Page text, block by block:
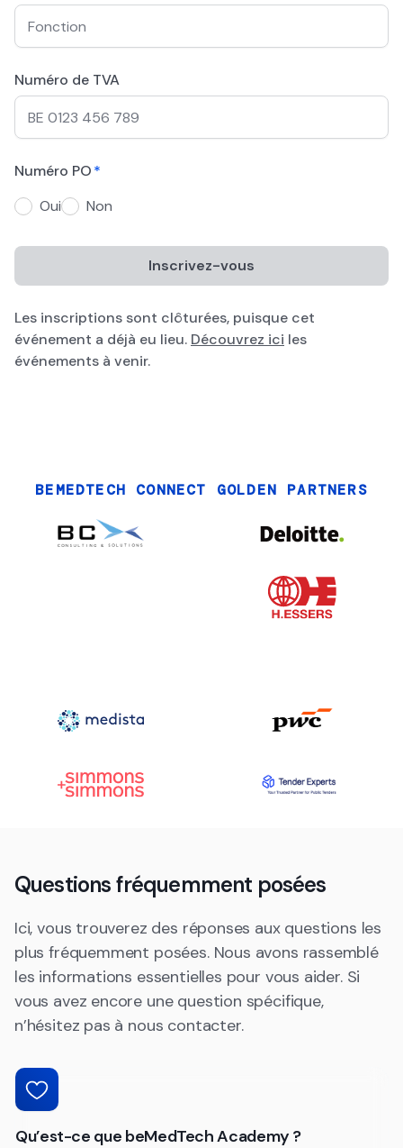
Numéro de TVA
Numéro PO*
Oui
Non
Les inscriptions sont clôturées, puisque cet
événement a déjà eu lieu. Découvrez ici les
événements à venir.
BEMEDTECH CONNECT GOLDEN PARTNERS
Questions fréquemment posées
Ici, vous trouverez des réponses aux questions les
plus fréquemment posées. Nous avons rassemblé
les informations essentielles pour vous aider. Si
vous avez encore une question spécifique,
n’hésitez pas à nous contacter.
Qu’est-ce que beMedTech Academy ?